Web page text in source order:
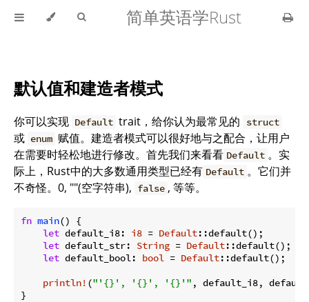
简单英语学Rust
默认值和建造者模式
你可以实现 Default trait，给你认为最常见的 struct
或 enum 赋值。建造者模式可以很好地与之配合，让用户
在需要时轻松地进行修改。首先我们来看看 Default 。实
际上，Rust中的大多数通用类型已经有 Default 。它们并
不奇怪。0, ""(空字符串), false , 等等。
fn main() {
let default_i8: i8 = Default::default();
let default_str: String = Default::default();
let default_bool: bool = Default::default();
println! ("'{}', '{}', '{}'" , default_i8,
}